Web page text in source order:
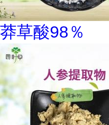
莽草酸98％